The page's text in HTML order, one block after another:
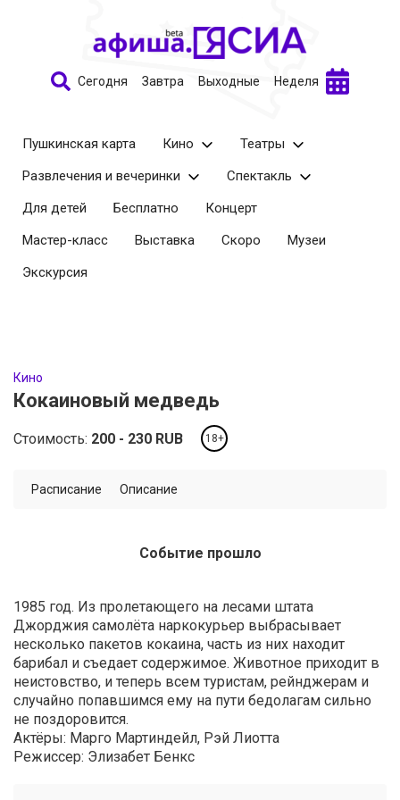
Сегодня Завтра Выходные Неделя
Пушкинская карта Кино
Театры
Развлечения и вечеринки
Спектакль
Для детей
Бесплатно
Концерт
Мастер-класс
Выставка Скоро
Музеи
Экскурсия
Кино
Кокаиновый медведь
Стоимость: 200 230 RUB 18+
Расписание Описание
Событие прошло
​1985 год. Из пролетающего на лесами штата
Джорджия самолёта наркокурьер выбрасывает
несколько пакетов кокаина, часть из них находит
барибал и съедает содержимое. Животное приходит в
неистовство, и теперь всем туристам, рейнджерам и
случайно попавшимся ему на пути бедолагам сильно
не поздоровится.​
Актёры: Марго Мартиндейл, Рэй Лиотта
Режиссер: Элизабет Бенкс